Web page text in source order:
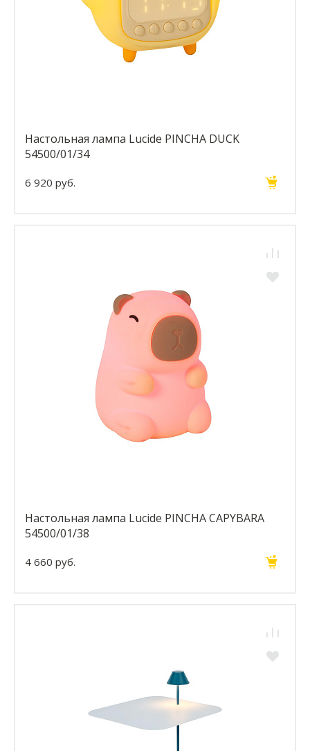
Настольная лампа Lucide PINCHA DUCK
54500/01/34
6 920 руб.
Настольная лампа Lucide PINCHA CAPYBARA
54500/01/38
4 660 руб.